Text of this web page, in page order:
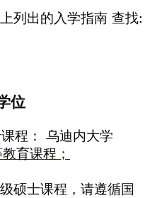
列出的入学指南 查找:
位
程：
乌迪内大学
育课程；
硕士课程，请遵循国